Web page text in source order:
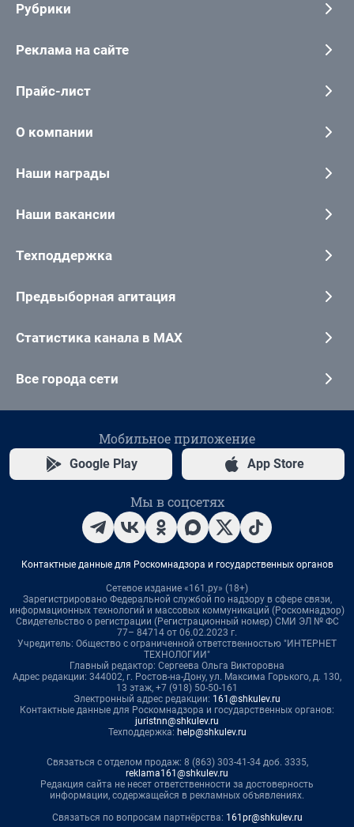
Рубрики
Реклама на сайте
Прайс-лист
О компании
Наши награды
Наши вакансии
Техподдержка
Предвыборная агитация
Статистика канала в MAX
Все города сети
Мобильное приложение
Google Play App Store
Мы в соцсетях
Контактные данные для Роскомнадзора и государственных органов
Сетевое издание «161.ру» (18+)
Зарегистрировано Федеральной службой по надзору в сфере связи,
информационных технологий и массовых коммуникаций (Роскомнадзор)
Свидетельство о регистрации (Регистрационный номер) СМИ ЭЛ № ФС
77– 84714 от 06.02.2023 г.
Учредитель: Общество с ограниченной ответственностью "ИНТЕРНЕТ
ТЕХНОЛОГИИ"
Главный редактор: Сергеева Ольга Викторовна
Адрес редакции: 344002, г. Ростов-на-Дону, ул. Максима Горького, д. 130,
13 этаж, +7 (918) 50-50-161
Электронный адрес редакции: 161@shkulev.ru
Контактные данные для Роскомнадзора и государственных органов:
juristnn@shkulev.ru
Техподдержка: help@shkulev.ru
Связаться с отделом продаж: 8 (863) 303-41-34 доб. 3335,
reklama161@shkulev.ru
Редакция сайта не несет ответственности за достоверность
информации, содержащейся в рекламных объявлениях.
Связаться по вопросам партнёрства: 161pr@shkulev.ru